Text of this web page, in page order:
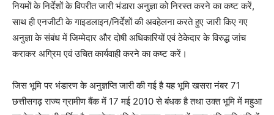
नियमों के निर्देशों के विपरीत जारी भंडारा अनुज्ञा को निरस्त करने का कष्ट करें,
साथ ही एनजीटी के गाइडलाइन/निर्देशों की अवहेलना करते हुए जारी किए गए
अनुज्ञा के संबंध में जिम्मेदार और दोषी अधिकारियों एवं ठेकेदार के विरुद्ध जांच
कराकर अग्रिम एवं उचित कार्यवाही करने का कष्ट करें।
जिस भूमि पर भंडारण के अनुज्ञप्ति जारी की गई है यह भूमि खसरा नंबर 71
छत्तीसगढ़ राज्य ग्रामीण बैंक में 17 मई 2010 से बंधक है तथा उक्त भूमि में महुआ